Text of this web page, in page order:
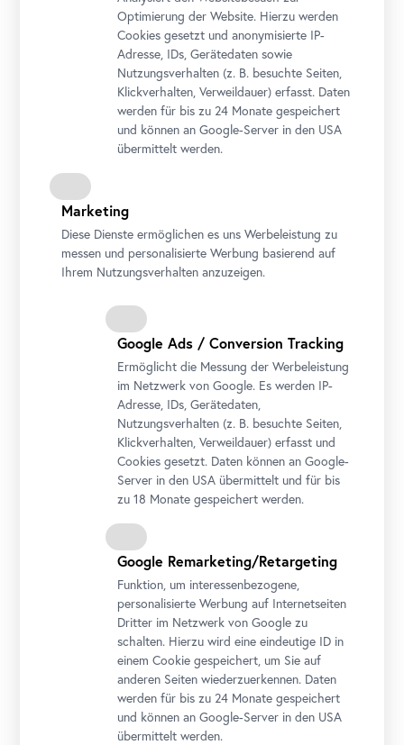
Teilnahme kostenlos
Die Teilnahme ist nur mit Veranstaltungsticket möglich.
Veranstaltung auf Deutsch – mit Möglichkeit zur
Übersetzung auf Ukrainisch, Englisch und Russisch.
Foto: Ouriel Morgensztern / Belvedere, Wien
Veranstaltungstickets
inkl. Eintrittsticket
Belvedere 21
Optimierung der Website. Hierzu werden
Cookies gesetzt und anonymisierte IP-
Adresse, IDs, Gerätedaten sowie
Nutzungsverhalten (z. B. besuchte Seiten,
Klickverhalten, Verweildauer) erfasst. Daten
werden für bis zu 24 Monate gespeichert
und können an Google-Server in den USA
übermittelt werden.
Marketing
Diese Dienste ermöglichen es uns Werbeleistung zu
messen und personalisierte Werbung basierend auf
Ihrem Nutzungsverhalten anzuzeigen.
Google Ads / Conversion Tracking
Ermöglicht die Messung der Werbeleistung
im Netzwerk von Google. Es werden IP-
Adresse, IDs, Gerätedaten,
Nutzungsverhalten (z. B. besuchte Seiten,
Klickverhalten, Verweildauer) erfasst und
Cookies gesetzt. Daten können an Google-
Server in den USA übermittelt und für bis
zu 18 Monate gespeichert werden.
Google Remarketing/Retargeting
Funktion, um interessenbezogene,
personalisierte Werbung auf Internetseiten
Dritter im Netzwerk von Google zu
schalten. Hierzu wird eine eindeutige ID in
einem Cookie gespeichert, um Sie auf
anderen Seiten wiederzuerkennen. Daten
werden für bis zu 24 Monate gespeichert
und können an Google-Server in den USA
übermittelt werden.